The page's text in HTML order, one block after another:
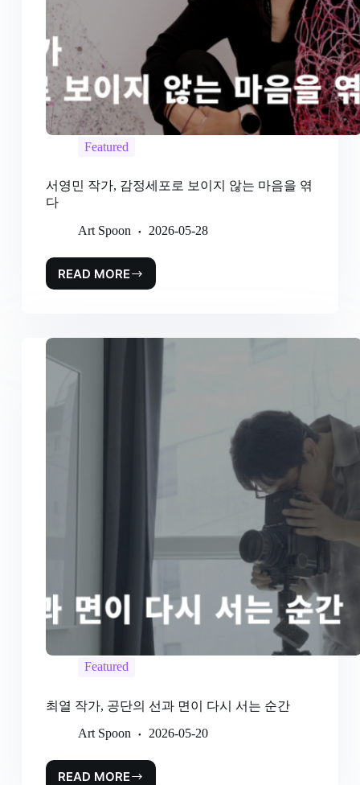
Featured
서영민 작가, 감정세포로 보이지 않는 마음을 엮
다
Art Spoon 2026-05-28
READ MORE
Featured
최열 작가, 공단의 선과 면이 다시 서는 순간
Art Spoon 2026-05-20
READ MORE